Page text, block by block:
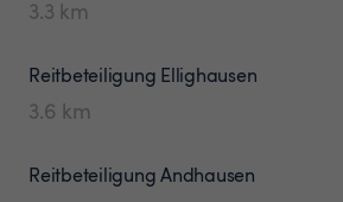
3.3 km
Reitbeteiligung Ellighausen
3.6 km
ReitbeteiligungAndhausen